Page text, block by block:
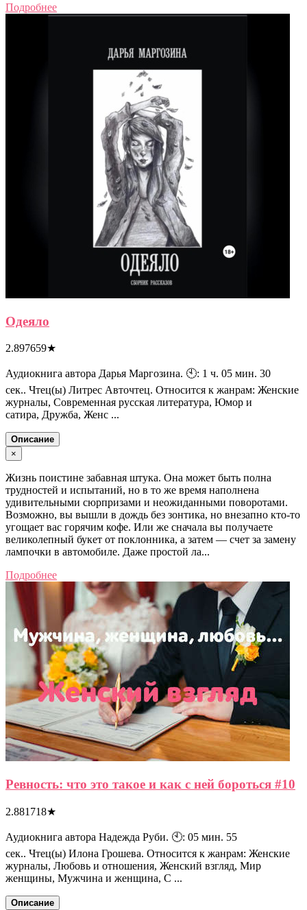
Подробнее
Одеяло
2.897659★
Аудиокнига автора Дарья Маргозина. 🕙: 1 ч. 05 мин. 30
сек.. Чтец(ы) Литрес Авточтец. Относится к жанрам: Женские
журналы, Современная русская литература, Юмор и
сатира, Дружба, Женс ...
Описание
×
Жизнь поистине забавная штука. Она может быть полна
трудностей и испытаний, но в то же время наполнена
удивительными сюрпризами и неожиданными поворотами.
Возможно, вы вышли в дождь без зонтика, но внезапно кто-то
угощает вас горячим кофе. Или же сначала вы получаете
великолепный букет от поклонника, а затем — счет за замену
лампочки в автомобиле. Даже простой ла...
Подробнее
Ревность: что это такое и как с ней бороться #10
2.881718★
Аудиокнига автора Надежда Руби. 🕙: 05 мин. 55
сек.. Чтец(ы) Илона Грошева. Относится к жанрам: Женские
журналы, Любовь и отношения, Женский взгляд, Мир
женщины, Мужчина и женщина, С ...
Описание